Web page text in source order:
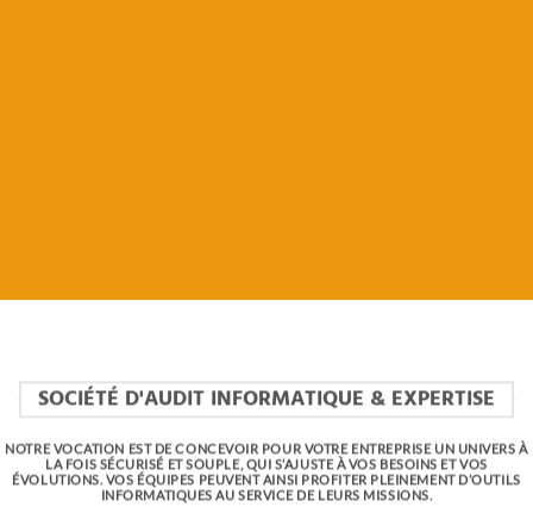
SOCIÉTÉ D'AUDIT INFORMATIQUE & EXPERTISE
NOTRE VOCATION EST DE CONCEVOIR POUR VOTRE ENTREPRISE UN UNIVERS À
LA FOIS SÉCURISÉ ET SOUPLE, QUI S’AJUSTE À VOS BESOINS ET VOS
ÉVOLUTIONS. VOS ÉQUIPES PEUVENT AINSI PROFITER PLEINEMENT D’OUTILS
INFORMATIQUES AU SERVICE DE LEURS MISSIONS.